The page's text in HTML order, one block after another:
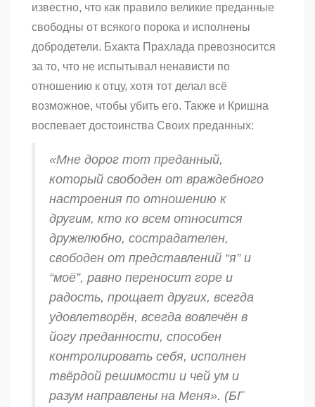
известно, что как правило великие преданные
свободны от всякого порока и исполнены
добродетели. Бхакта Прахлада превозносится
за то, что не испытывал ненависти по
отношению к отцу, хотя тот делал всё
возможное, чтобы убить его. Также и Кришна
воспевает достоинства Своих преданных:
«Мне дорог тот преданный,
который свободен от враждебного
настроения по отношению к
другим, кто ко всем относится
дружелюбно, сострадателен,
свободен от представлений “я” и
“моё”, равно переносит горе и
радость, прощает других, всегда
удовлетворён, всегда вовлечён в
йогупреданности, способен
контролировать себя, исполнен
твёрдой решимости и чей ум и
разум направлены на Меня». (БГ